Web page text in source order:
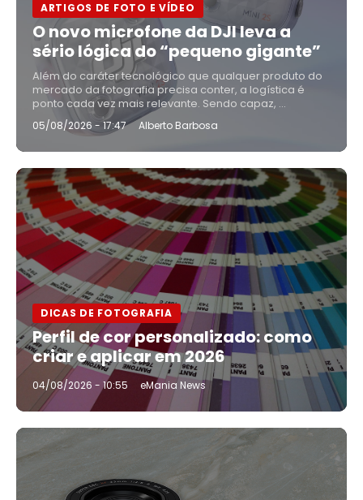
ARTIGOS DE FOTO E VÍDEO
O novo microfone da DJI leva a
sério lógica do “pequeno gigante”
Além do caráter tecnológico que qualquer produto do
mercado da fotografia precisa conter, a logística é
ponto cada vez mais relevante. Sendo capaz, ...
05/08/2026 - 17:47 Alberto Barbosa
DICAS DE FOTOGRAFIA
Perfil de cor personalizado: como
criar e aplicar em 2026
04/08/2026 - 10:55 eMania News